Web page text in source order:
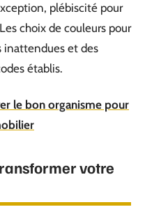
plébiscité pour
choix de couleurs pour
inattendues et des
établis.
le bon organisme pour
votre